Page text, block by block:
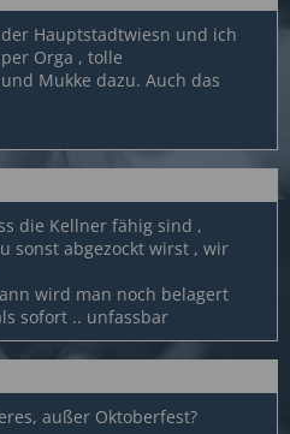
Hauptstadtwiesn und ich
Orga , tolle
Mukke dazu. Auch das
die Kellner fähig sind ,
sonst abgezockt wirst , wir
wird man noch belagert
sofort .. unfassbar
außer Oktoberfest?